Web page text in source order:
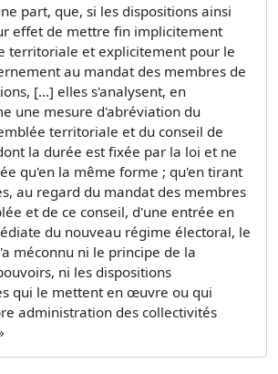
part, que, si les dispositions ainsi
effet de mettre fin implicitement
territoriale et explicitement pour le
au mandat des membres de
[...] elles s'analysent, en
une mesure d'abréviation du
territoriale et du conseil de
la durée est fixée par la loi et ne
qu'en la même forme ; qu'en tirant
au regard du mandat des membres
et de ce conseil, d'une entrée en
du nouveau régime électoral, le
méconnu ni le principe de la
ni les dispositions
qui le mettent en œuvre ou qui
administration des collectivités